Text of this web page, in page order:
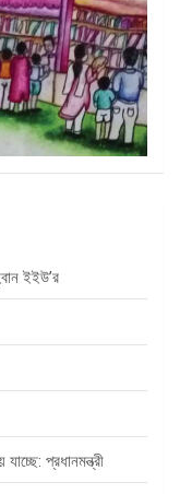
ইইউ’র
প্রধানমন্ত্রী